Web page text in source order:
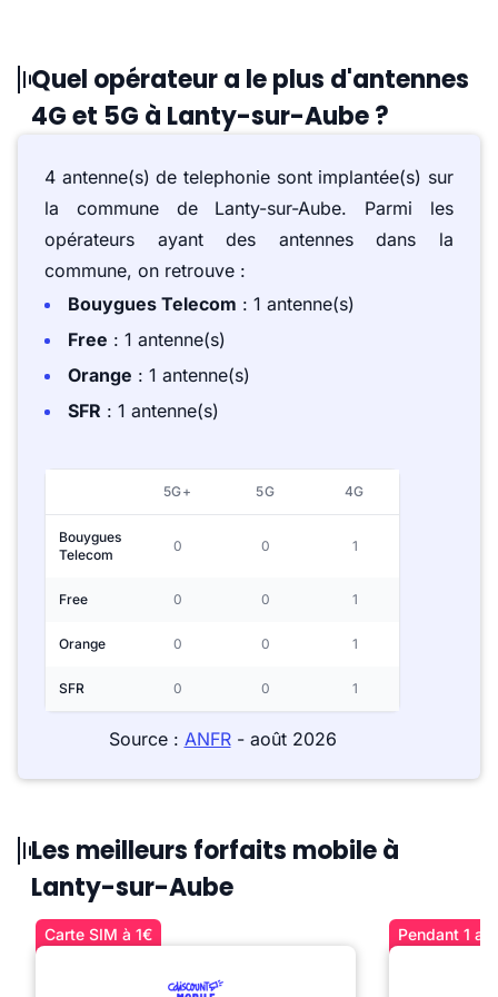
Quel opérateur a le plus d'antennes
4G et 5G à Lanty-sur-Aube ?
4 antenne(s) de telephonie sont implantée(s) sur
la commune de Lanty-sur-Aube. Parmi les
opérateurs ayant des antennes dans la
commune, on retrouve :
Bouygues Telecom : 1 antenne(s)
Free : 1 antenne(s)
Orange : 1 antenne(s)
SFR : 1 antenne(s)
5G+ 5G 4G
Bouygues
Telecom
0 0 1
Free 0 0 1
Orange 0 0 1
SFR 0 0 1
Source : ANFR- août 2026
Les meilleurs forfaits mobile à
Lanty-sur-Aube
Carte SIM à 1€ Pendant 1